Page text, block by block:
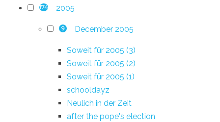
174 2005
9 December 2005
Soweit für 2005 (3)
Soweit für 2005 (2)
Soweit für 2005 (1)
schooldayz
Neulich in der Zeit
after the pope's election